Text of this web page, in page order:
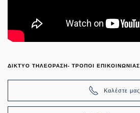
ΔΙΚΤΥΟ ΤΗΛΕΟΡΑΣΗ- ΤΡΟΠΟΙ ΕΠΙΚΟΙΝΩΝΙΑΣ
Καλέστε μας